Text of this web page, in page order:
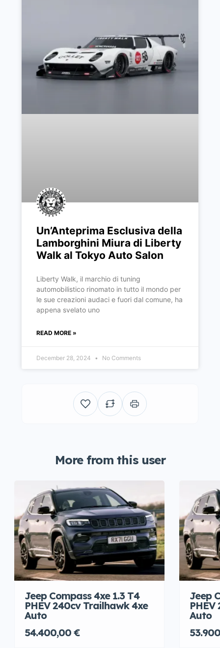
Un’Anteprima Esclusiva della
Lamborghini Miura di Liberty
Walk al Tokyo Auto Salon
Liberty Walk, il marchio di tuning
automobilistico rinomato in tutto il mondo per
le sue creazioni audaci e fuori dal comune, ha
appena svelato uno
READ MORE »
December 28, 2024 No Comments
More from this user
Jeep Compass 4xe 1.3 T4
PHEV 240cv Trailhawk 4xe
Auto
54.400,00 €
Jeep
Auto